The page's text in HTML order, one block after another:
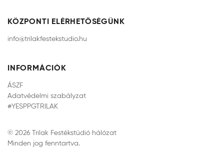
KÖZPONTI ELÉRHETŐSÉGÜNK
info@trilakfestekstudio.hu
INFORMÁCIÓK
ÁSZF
Adatvédelmi szabályzat
#YESPPGTRILAK
© 2026 Trilak Festékstúdió hálózat
Minden jog fenntartva.